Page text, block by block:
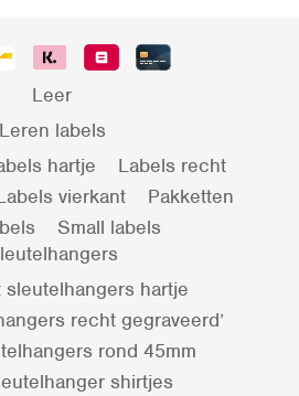
Leer
Leren labels
hartje
Labels recht
vierkant
Pakketten
Small labels
sleutelhangers hartje
recht gegraveerd’
rond 45mm
shirtjes